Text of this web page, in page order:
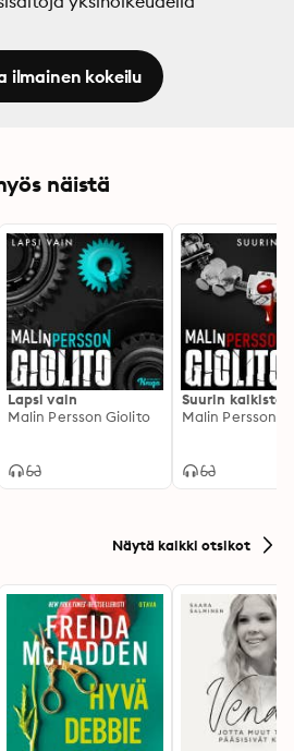
ilmainen kokeilu
näistä
Lapsi vain
Malin Persson Giolito
Suurin kaikista
Malin Persson
Näytä kaikki otsikot